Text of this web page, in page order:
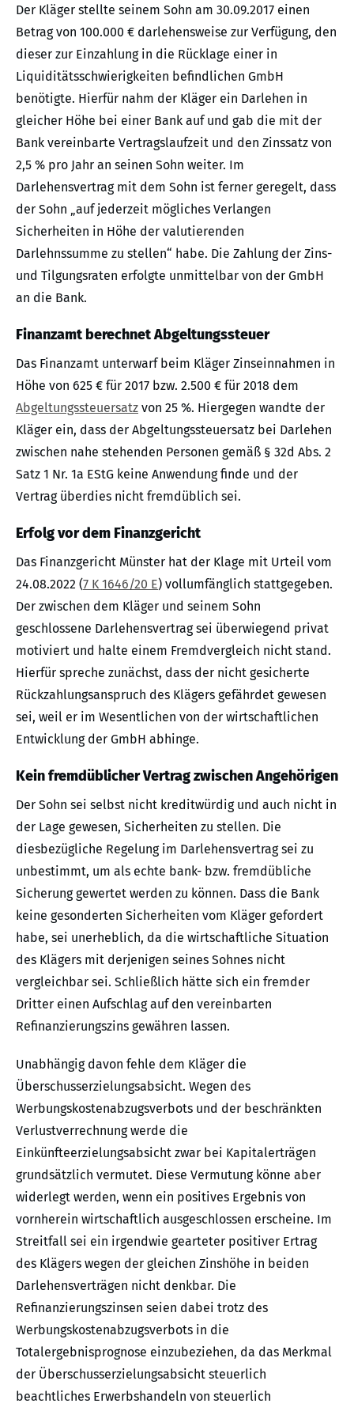
Der Kläger stellte seinem Sohn am 30.09.2017 einen
Betrag von 100.000 € darlehensweise zur Verfügung, den
dieser zur Einzahlung in die Rücklage einer in
Liquiditätsschwierigkeiten befindlichen GmbH
benötigte. Hierfür nahm der Kläger ein Darlehen in
gleicher Höhe bei einer Bank auf und gab die mit der
Bank vereinbarte Vertragslaufzeit und den Zinssatz von
2,5 % pro Jahr an seinen Sohn weiter. Im
Darlehensvertrag mit dem Sohn ist ferner geregelt, dass
der Sohn „auf jederzeit mögliches Verlangen
Sicherheiten in Höhe der valutierenden
Darlehnssumme zu stellen“ habe. Die Zahlung der Zins-
und Tilgungsraten erfolgte unmittelbar von der GmbH
an die Bank.
Finanzamt berechnet Abgeltungssteuer
Das Finanzamt unterwarf beim Kläger Zinseinnahmen in
Höhe von 625 € für 2017 bzw. 2.500 € für 2018 dem
Abgeltungssteuersatz von 25 %. Hiergegen wandte der
Kläger ein, dass der Abgeltungssteuersatz bei Darlehen
zwischen nahe stehenden Personen gemäß § 32d Abs. 2
Satz 1 Nr. 1a EStG keine Anwendung finde und der
Vertrag überdies nicht fremdüblich sei.
Erfolg vor dem Finanzgericht
Das Finanzgericht Münster hat der Klage mit Urteil vom
24.08.2022 (7 K 1646/20 E) vollumfänglich stattgegeben.
Der zwischen dem Kläger und seinem Sohn
geschlossene Darlehensvertrag sei überwiegend privat
motiviert und halte einem Fremdvergleich nicht stand.
Hierfür spreche zunächst, dass der nicht gesicherte
Rückzahlungsanspruch des Klägers gefährdet gewesen
sei, weil er im Wesentlichen von der wirtschaftlichen
Entwicklung der GmbH abhinge.
Kein fremdüblicher Vertrag zwischen Angehörigen
Der Sohn sei selbst nicht kreditwürdig und auch nicht in
der Lage gewesen, Sicherheiten zu stellen. Die
diesbezügliche Regelung im Darlehensvertrag sei zu
unbestimmt, um als echte bank- bzw. fremdübliche
Sicherung gewertet werden zu können. Dass die Bank
keine gesonderten Sicherheiten vom Kläger gefordert
habe, sei unerheblich, da die wirtschaftliche Situation
des Klägers mit derjenigen seines Sohnes nicht
vergleichbar sei. Schließlich hätte sich ein fremder
Dritter einen Aufschlag auf den vereinbarten
Refinanzierungszins gewähren lassen.
Unabhängig davon fehle dem Kläger die
Überschusserzielungsabsicht. Wegen des
Werbungskostenabzugsverbots und der beschränkten
Verlustverrechnung werde die
Einkünfteerzielungsabsicht zwar bei Kapitalerträgen
grundsätzlich vermutet. Diese Vermutung könne aber
widerlegt werden, wenn ein positives Ergebnis von
vornherein wirtschaftlich ausgeschlossen erscheine. Im
Streitfall sei ein irgendwie gearteter positiver Ertrag
des Klägers wegen der gleichen Zinshöhe in beiden
Darlehensverträgen nicht denkbar. Die
Refinanzierungszinsen seien dabei trotz des
Werbungskostenabzugsverbots in die
Totalergebnisprognose einzubeziehen, da das Merkmal
der Überschusserzielungsabsicht steuerlich
beachtliches Erwerbshandeln von steuerlich